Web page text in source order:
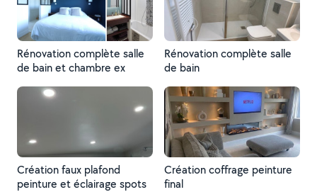
Rénovation complète salle
de bain et chambre ex
Rénovation complète salle
de bain
Création faux plafond
peinture et éclairage spots
Création coffrage peinture
final